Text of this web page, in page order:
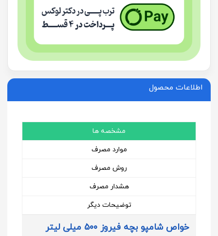
اطلاعات محصول
مشخصه ها
موارد مصرف
روش مصرف
هشدار مصرف
توضیحات دیگر
خواص شامپو بچه فیروز 500 میلی لیتر